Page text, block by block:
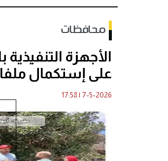
محافظات
الأجهزة
على إستكمال
7-5-2026
|
17:58